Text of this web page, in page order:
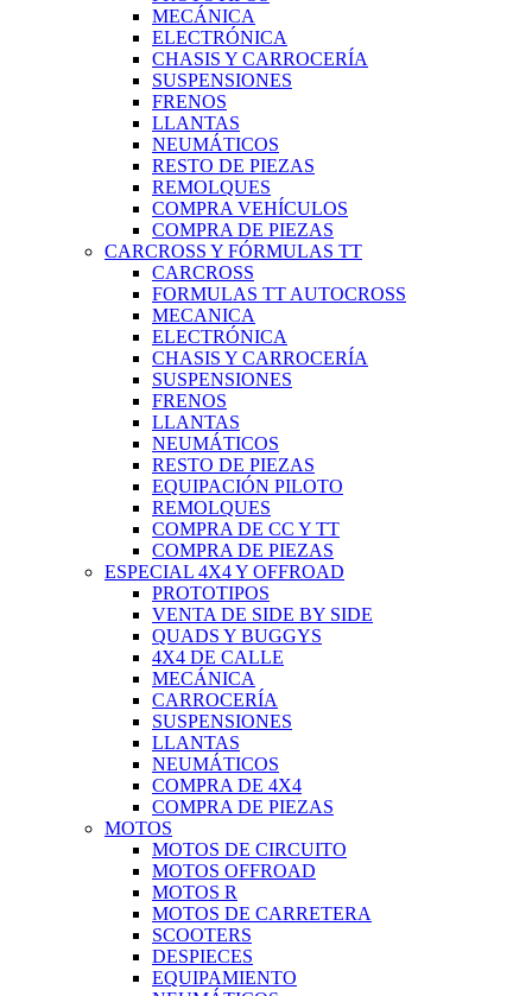
MECÁNICA
ELECTRÓNICA
CHASIS Y CARROCERÍA
SUSPENSIONES
FRENOS
LLANTAS
NEUMÁTICOS
RESTO DE PIEZAS
REMOLQUES
COMPRA VEHÍCULOS
COMPRA DE PIEZAS
CARCROSS Y FÓRMULAS TT
CARCROSS
FORMULAS TT AUTOCROSS
MECANICA
ELECTRÓNICA
CHASIS Y CARROCERÍA
SUSPENSIONES
FRENOS
LLANTAS
NEUMÁTICOS
RESTO DE PIEZAS
EQUIPACIÓN PILOTO
REMOLQUES
COMPRA DE CC Y TT
COMPRA DE PIEZAS
ESPECIAL 4X4 Y OFFROAD
PROTOTIPOS
VENTA DE SIDE BY SIDE
QUADS Y BUGGYS
4X4 DE CALLE
MECÁNICA
CARROCERÍA
SUSPENSIONES
LLANTAS
NEUMÁTICOS
COMPRA DE 4X4
COMPRA DE PIEZAS
MOTOS
MOTOS DE CIRCUITO
MOTOS OFFROAD
MOTOS R
MOTOS DE CARRETERA
SCOOTERS
DESPIECES
EQUIPAMIENTO